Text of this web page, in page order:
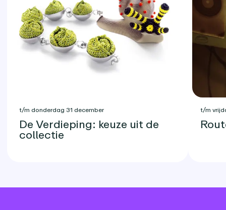
t/m donderdag 31 december
De Verdieping: keuze uit de
collectie
t/m